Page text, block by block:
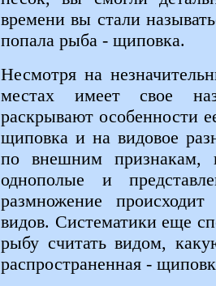
времени вы стали
попала рыба - щиповка.
Несмотря на
местах имеет свое
раскрывают особенности
щиповка и на видовое
по внешним признакам,
однополые и
размножение
видов. Систематики еще
рыбу считать видом,
распространенная -